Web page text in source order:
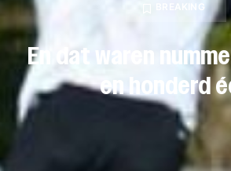
BREAKING
En dat waren
en honderd